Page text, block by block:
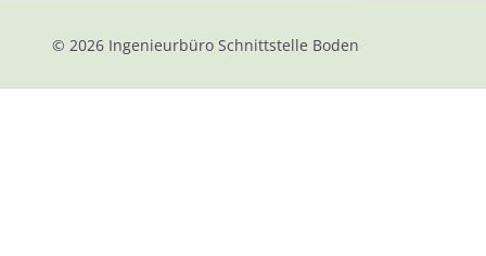
© 2026 Ingenieurbüro Schnittstelle Boden